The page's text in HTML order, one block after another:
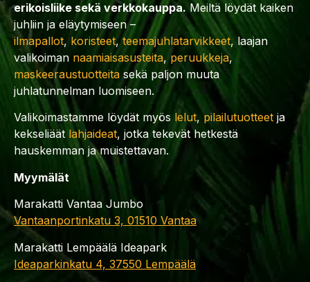
erikoisliike sekä verkkokauppa. Meiltä löydät kaiken
juhliin ja eläytymiseen –
ilmapallot, koristeet,teemajuhlatarvikkeet, laajan
valikoiman naamiaisasusteita,peruukkeja,
maskeeraustuotteita sekä paljon muuta
juhlatunnelman luomiseen.
Valikoimastamme löydät myös lelut, pilailutuotteet ja
kekseliäätlahjaideat, jotka tekevät hetkestä
hauskemman ja muistettavan.
Myymälät
Marakatti Vantaa Jumbo
Vantaanportinkatu 3, 01510 Vantaa
Marakatti Lempäälä Ideapark
Ideaparkinkatu 4, 37550 Lempäälä